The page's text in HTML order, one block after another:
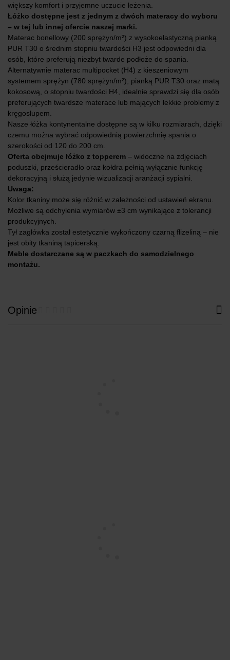
większy komfort i przyjemne uczucie leżenia.
Łóżko dostępne jest z jednym z dwóch materacy do wyboru
– w tej lub innej ofercie naszej marki.
Materac bonellowy (200 sprężyn/m²) z wysokoelastyczną pianką
PUR T30 o średnim stopniu twardości H3 jest odpowiedni dla
osób, które preferują niezbyt twarde podłoże do spania.
Alternatywnie materac multipocket (H4) z kieszeniowym
systemem sprężyn (780 sprężyn/m²), pianką PUR T30 oraz matą
kokosową, o stopniu twardości H4, idealnie sprawdzi się dla osób
preferujących twardsze materace lub mających lekkie problemy z
kręgosłupem.
Nasze łóżka kontynentalne dostępne są w kilku rozmiarach, dzięki
czemu można wybrać odpowiednią powierzchnię spania o
szerokości od 120 do 200 cm.
Oferta obejmuje łóżko z topperem – widoczne na zdjęciach
poduszki, prześcieradło oraz kołdra pełnią wyłącznie funkcję
dekoracyjną i służą jedynie wizualizacji aranżacji sypialni.
Uwaga:
Kolor tkaniny może się różnić w zależności od ustawień ekranu.
Możliwe są odchylenia wymiarów ±3 cm wynikające z tolerancji
produkcyjnych.
Tył zagłówka został estetycznie wykończony czarną flizeliną – nie
jest obity tkaniną tapicerską.
Meble dostarczane są w paczkach do samodzielnego
montażu.
Opinie